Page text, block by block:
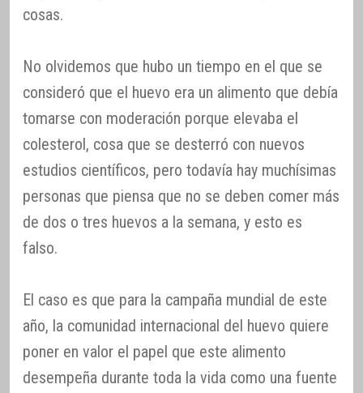
cosas.
No olvidemos que hubo un tiempo en el que se
consideró que el huevo era un alimento que debía
tomarse con moderación porque elevaba el
colesterol, cosa que se desterró con nuevos
estudios científicos, pero todavía hay muchísimas
personas que piensa que no se deben comer más
de dos o tres huevos a la semana, y esto es
falso.
El caso es que para la campaña mundial de este
año, la comunidad internacional del huevo quiere
poner en valor el papel que este alimento
desempeña durante toda la vida como una fuente